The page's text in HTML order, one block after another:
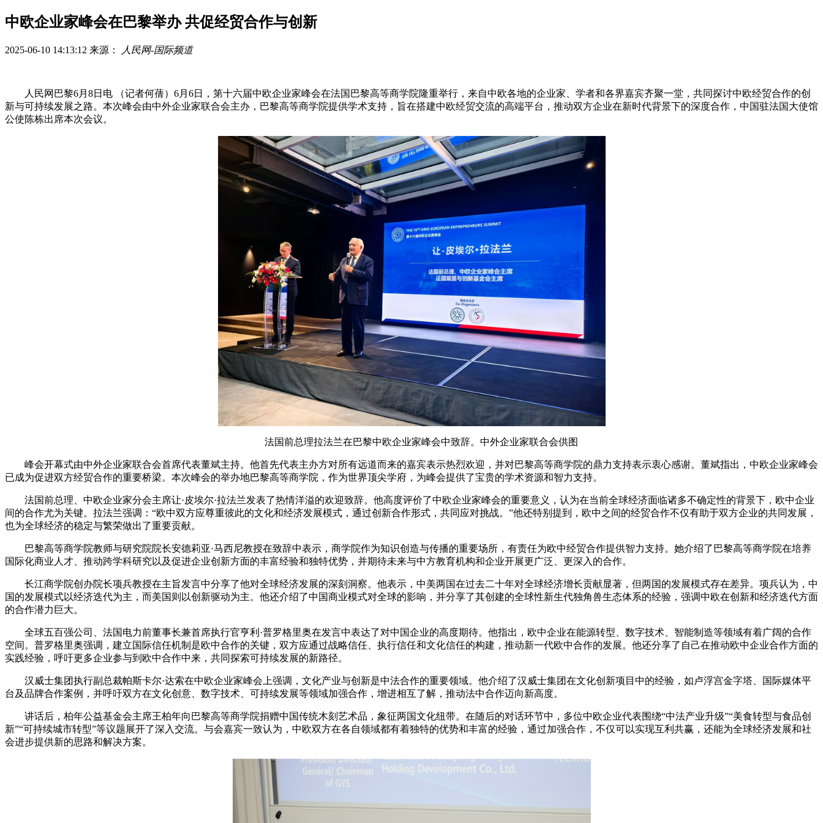
中欧企业家峰会在巴黎举办 共促经贸合作与创新
2025-06-10 14:13:12 来源： 人民网-国际频道
人民网巴黎6月8日电 （记者何蒨）6月6日，第十六届中欧企业家峰会在法国巴黎高等商学院隆重举行，来自中欧各地的企业家、学者和各界嘉宾齐聚一堂，共同探讨中欧经贸合作的创
新与可持续发展之路。本次峰会由中外企业家联合会主办，巴黎高等商学院提供学术支持，旨在搭建中欧经贸交流的高端平台，推动双方企业在新时代背景下的深度合作，中国驻法国大使馆
公使陈栋出席本次会议。
法国前总理拉法兰在巴黎中欧企业家峰会中致辞。中外企业家联合会供图
峰会开幕式由中外企业家联合会首席代表董斌主持。他首先代表主办方对所有远道而来的嘉宾表示热烈欢迎，并对巴黎高等商学院的鼎力支持表示衷心感谢。董斌指出，中欧企业家峰会
已成为促进双方经贸合作的重要桥梁。本次峰会的举办地巴黎高等商学院，作为世界顶尖学府，为峰会提供了宝贵的学术资源和智力支持。
法国前总理、中欧企业家分会主席让·皮埃尔·拉法兰发表了热情洋溢的欢迎致辞。他高度评价了中欧企业家峰会的重要意义，认为在当前全球经济面临诸多不确定性的背景下，欧中企业
间的合作尤为关键。拉法兰强调：“欧中双方应尊重彼此的文化和经济发展模式，通过创新合作形式，共同应对挑战。”他还特别提到，欧中之间的经贸合作不仅有助于双方企业的共同发展，
也为全球经济的稳定与繁荣做出了重要贡献。
巴黎高等商学院教师与研究院院长安德莉亚·马西尼教授在致辞中表示，商学院作为知识创造与传播的重要场所，有责任为欧中经贸合作提供智力支持。她介绍了巴黎高等商学院在培养
国际化商业人才、推动跨学科研究以及促进企业创新方面的丰富经验和独特优势，并期待未来与中方教育机构和企业开展更广泛、更深入的合作。
长江商学院创办院长项兵教授在主旨发言中分享了他对全球经济发展的深刻洞察。他表示，中美两国在过去二十年对全球经济增长贡献显著，但两国的发展模式存在差异。项兵认为，中
国的发展模式以经济迭代为主，而美国则以创新驱动为主。他还介绍了中国商业模式对全球的影响，并分享了其创建的全球性新生代独角兽生态体系的经验，强调中欧在创新和经济迭代方面
的合作潜力巨大。
全球五百强公司、法国电力前董事长兼首席执行官亨利·普罗格里奥在发言中表达了对中国企业的高度期待。他指出，欧中企业在能源转型、数字技术、智能制造等领域有着广阔的合作
空间。普罗格里奥强调，建立国际信任机制是欧中合作的关键，双方应通过战略信任、执行信任和文化信任的构建，推动新一代欧中合作的发展。他还分享了自己在推动欧中企业合作方面的
实践经验，呼吁更多企业参与到欧中合作中来，共同探索可持续发展的新路径。
汉威士集团执行副总裁帕斯卡尔·达索在中欧企业家峰会上强调，文化产业与创新是中法合作的重要领域。他介绍了汉威士集团在文化创新项目中的经验，如卢浮宫金字塔、国际媒体平
台及品牌合作案例，并呼吁双方在文化创意、数字技术、可持续发展等领域加强合作，增进相互了解，推动法中合作迈向新高度。
讲话后，柏年公益基金会主席王柏年向巴黎高等商学院捐赠中国传统木刻艺术品，象征两国文化纽带。在随后的对话环节中，多位中欧企业代表围绕“中法产业升级”“美食转型与食品创
新”“可持续城市转型”等议题展开了深入交流。与会嘉宾一致认为，中欧双方在各自领域都有着独特的优势和丰富的经验，通过加强合作，不仅可以实现互利共赢，还能为全球经济发展和社
会进步提供新的思路和解决方案。